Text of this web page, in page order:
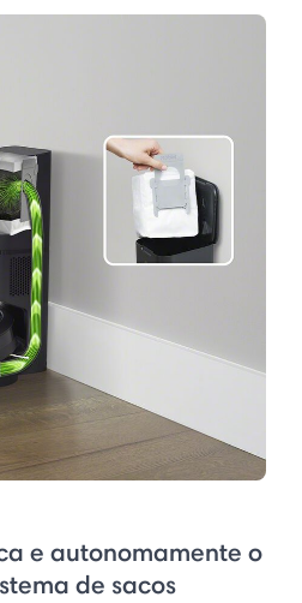
e autonomamente o
de sacos